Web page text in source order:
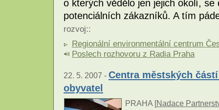
o kterých vědělo jen jejich okolí,
potenciálních zákazníků. A tím
rozvoj::
Regionální environmentální centrum
Poslech rozhovoru z Radia Praha
22. 5. 2007 - Centra městských
obyvatel
PRAHA [Nadace